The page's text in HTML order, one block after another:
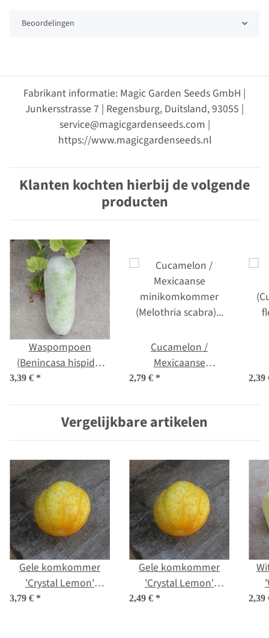
Beoordelingen
Fabrikant informatie: Magic Garden Seeds GmbH |
Junkersstrasse 7 | Regensburg, Duitsland, 93055 |
service@magicgardenseeds.com |
https://www.magicgardenseeds.nl
Klanten kochten hierbij de volgende
producten
Waspompoen
(Benincasa hispida)
3,39 € *
Cucamelon /
Mexicaanse
minikomkommer
zaden
2,79 € * 2,39
Vergelijkbare artikelen
Gele komkommer
'Crystal Lemon'
(Cucumis sativus) bio
3,79 € *
Gele komkommer
'Crystal Lemon'
(Cucumis sativus)
2,49 € * 2,39